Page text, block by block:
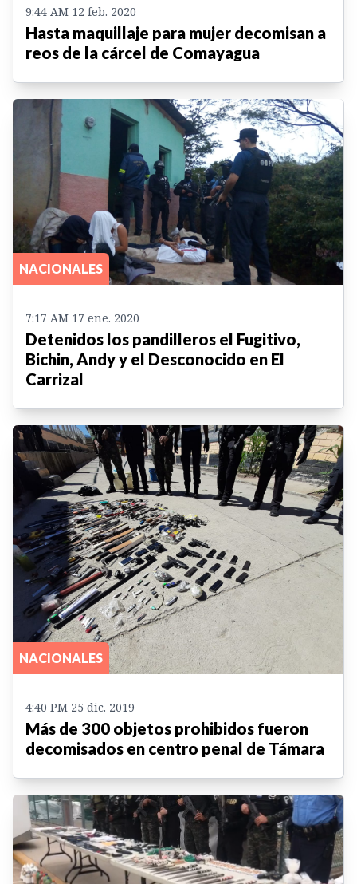
9:44 AM 12 feb. 2020
Hasta maquillaje para mujer decomisan a
reos de la cárcel de Comayagua
NACIONALES
7:17 AM 17 ene. 2020
Detenidos los pandilleros el Fugitivo,
Bichin, Andy y el Desconocido en El
Carrizal
NACIONALES
4:40 PM 25 dic. 2019
Más de 300 objetos prohibidos fueron
decomisados en centro penal de Támara